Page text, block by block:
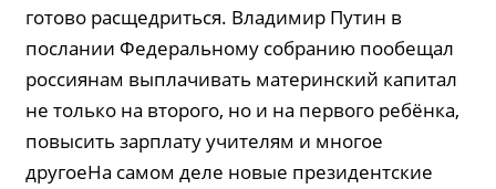
готово расщедриться. Владимир Путин в
послании Федеральному собранию пообещал
россиянам выплачивать материнский капитал
не только на второго, но и на первого ребёнка,
повысить зарплату учителям и многое
другоеНа самом деле новые президентские